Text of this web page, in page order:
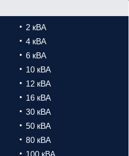
2 кВА
4 кВА
6 кВА
10 кВА
12 кВА
16 кВА
30 кВА
50 кВА
80 кВА
100 кВА